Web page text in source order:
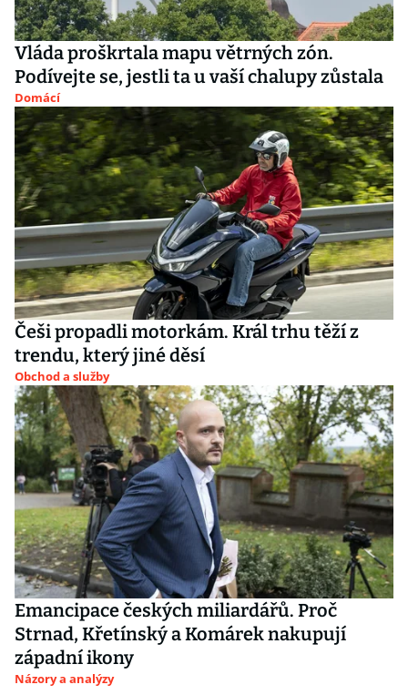
Vláda proškrtala mapu větrných zón.
Podívejte se, jestli ta u vaší chalupy zůstala
Domácí
Češi propadli motorkám. Král trhu těží z
trendu, který jiné děsí
Obchod a služby
Emancipace českých miliardářů. Proč
Strnad, Křetínský a Komárek nakupují
západní ikony
Názory a analýzy